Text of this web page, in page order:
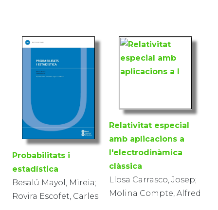
Probabilitats i
estadística
Besalú Mayol, Mireia;
Rovira Escofet, Carles
Relativitat especial
amb aplicacions a
l'electrodinàmica
clàssica
Llosa Carrasco, Josep;
Molina Compte, Alfred